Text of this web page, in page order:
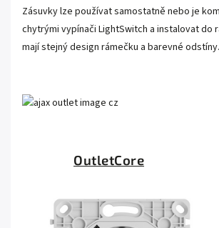
Zásuvky lze používat samostatně nebo je
chytrými vypínači LightSwitch a instalovat do
mají stejný design rámečku a barevné odstíny.
OutletCore